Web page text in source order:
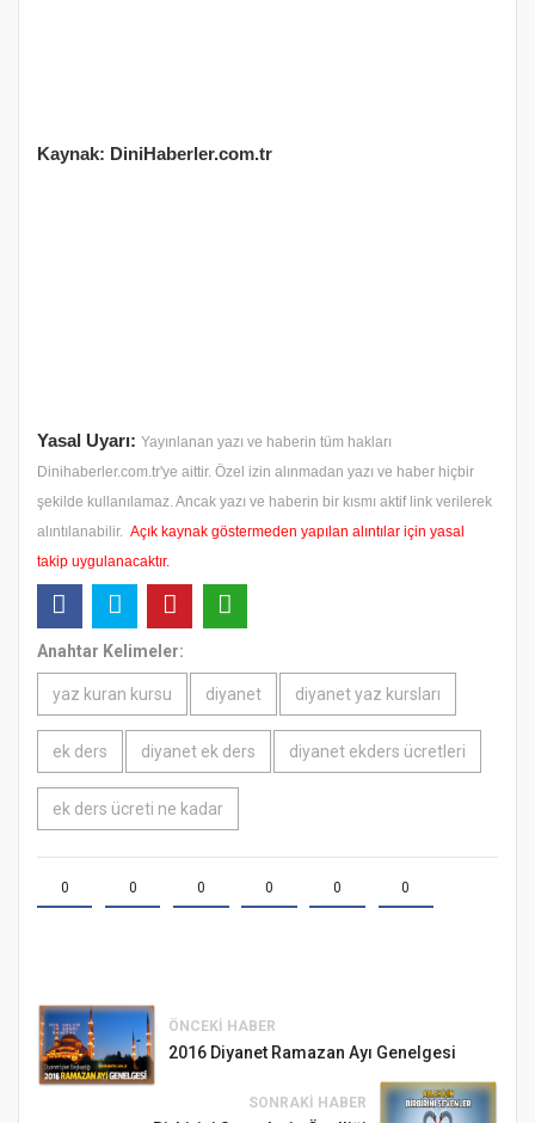
Kaynak: DiniHaberler.com.tr
Yasal Uyarı: Yayınlanan yazı ve haberin tüm hakları
Dinihaberler.com.tr'ye aittir. Özel izin alınmadan yazı ve haber hiçbir
şekilde kullanılamaz. Ancak yazı ve haberin bir kısmı aktif link verilerek
alıntılanabilir. Açık kaynak göstermeden yapılan alıntılar için yasal
takip uygulanacaktır.
Anahtar Kelimeler:
yaz kuran kursu diyanet diyanet yaz kursları
ek ders diyanet ek ders diyanet ekders ücretleri
ek ders ücreti ne kadar
0 0 0 0 0 0
ÖNCEKI HABER
2016 Diyanet Ramazan Ayı Genelgesi
SONRAKI HABER